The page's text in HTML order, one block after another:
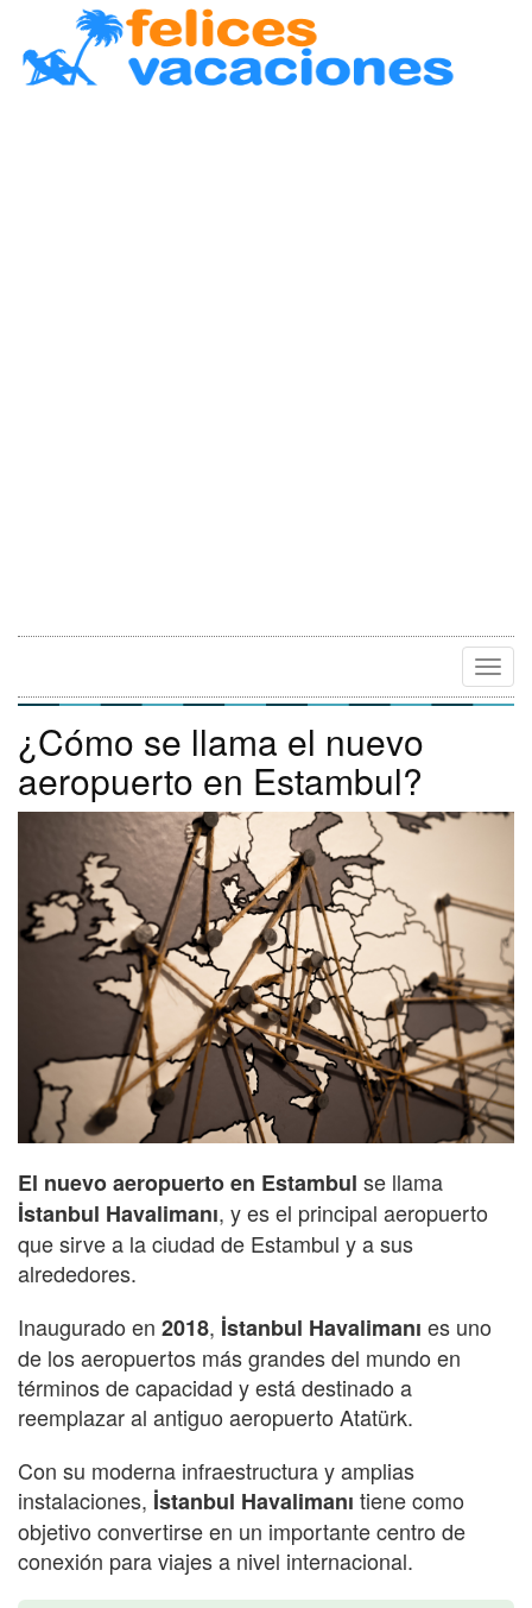
¿Cómo se llama el nuevo
aeropuerto en Estambul?
El nuevo aeropuerto en Estambul se llama
İstanbul Havalimanı, y es el principal aeropuerto
que sirve a la ciudad de Estambul y a sus
alrededores.
Inaugurado en 2018, İstanbul Havalimanı es uno
de los aeropuertos más grandes del mundo en
términos de capacidad y está destinado a
reemplazar al antiguo aeropuerto Atatürk.
Con su moderna infraestructura y amplias
instalaciones, İstanbul Havalimanı tiene como
objetivo convertirse en un importante centro de
conexión para viajes a nivel internacional.